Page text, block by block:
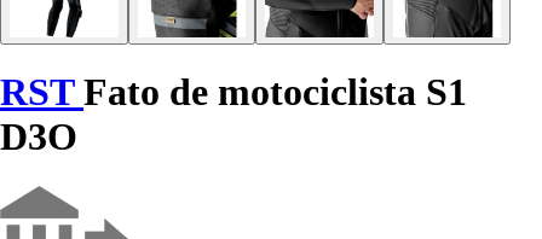
RSTFato de motociclista S1
D3O